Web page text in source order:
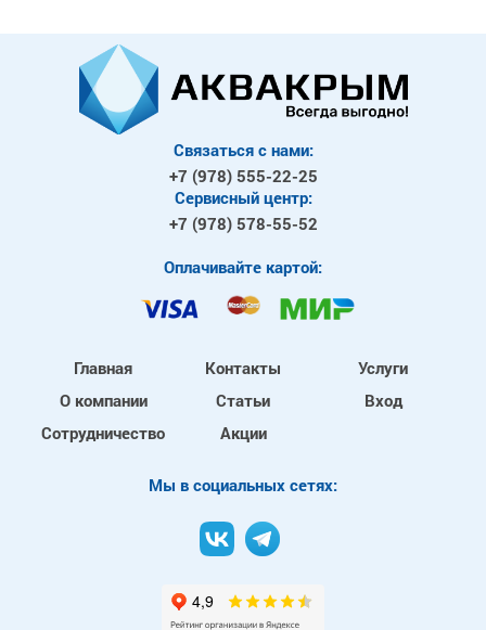
Связаться с нами:
+7 (978) 555-22-25
Сервисный центр:
+7 (978) 578-55-52
Оплачивайте картой:
Главная
О компании
Сотрудничество
Контакты
Статьи
Акции
Услуги
Вход
Mы в социальных сетях: